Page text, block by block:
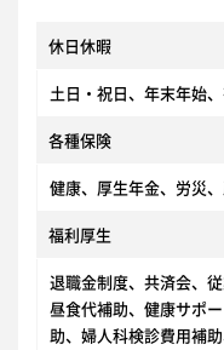
休日休暇
土日・祝日、年末年始
各種保険
健康、厚生年金、労災
福利厚生
退職金制度、共済会、
昼食代補助、健康サポ
助、婦人科検診費用補